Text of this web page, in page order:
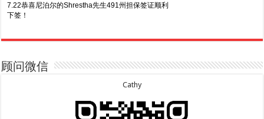
Business offer！
8.6恭喜江苏的谢先生600旅游签证顺利下签，三年多
8.5恭喜江苏的杨女士190技术移民签证顺利下签！
7.22恭喜尼泊尔的Shrestha先生491州担保签证顺利
下签！
签！
7.15恭喜江苏的曹同学500学生签证顺利下签！
7.13恭喜广东的邓同学500学生签证顺利下签！
7.9恭喜广东的喻同学500学生签证顺利下签！
7.8恭喜黑龙江的刘女士600旅游签证顺利下签，三年
顾问微信
Cathy